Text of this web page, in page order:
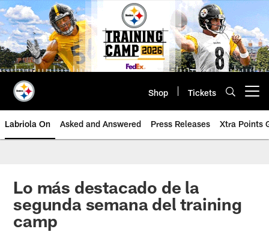
Skip
to
main
content
Shop Tickets
Labriola On Asked and Answered Press Releases Xtra Points
Lo más destacado de la
segunda semana del training
camp